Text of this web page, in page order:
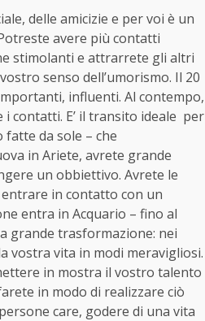
delle amicizie e per voi è un
avere più contatti
stimolanti e attrarrete gli altri
senso dell’umorismo. Il 20
influenti. Al contempo,
contatti. E’ il transito ideale per
da sole – che
in Ariete, avrete grande
un obbiettivo. Avrete le
in contatto con un
entra in Acquario – fino al
grande trasformazione: nei
vita in modi meravigliosi.
in mostra il vostro talento
in modo di realizzare ciò
care, godere di una vita